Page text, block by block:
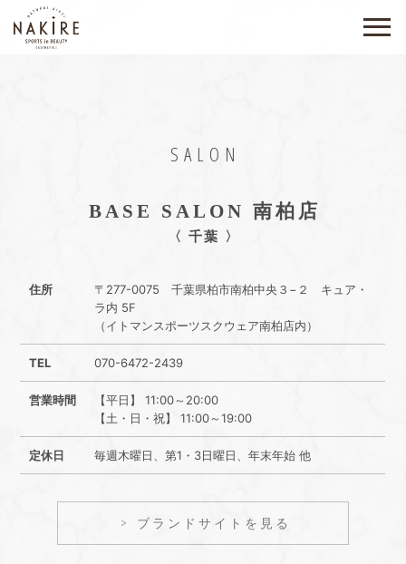
SALON
BASE SALON 南柏店
〈 千葉 〉
住所
〒277-0075 千葉県柏市南柏中央３−２ キュア・
ラ内 5F
（イトマンスポーツスクウェア南柏店内）
TEL 070-6472-2439
営業時間
【平日】 11:00～20:00
【土・日・祝】 11:00～19:00
定休日 毎週木曜日、第1・3日曜日、年末年始 他
ブランドサイトを見る